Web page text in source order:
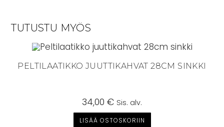
TUTUSTU MYÖS
PELTILAATIKKO JUUTTIKAHVAT 28CM SINKKI
34,00 € Sis. alv.
LISÄÄ OSTOSKORIIN